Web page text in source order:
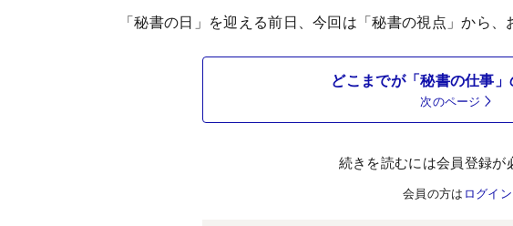
「秘書の日」を迎える前日、今回は「秘書の視点」から、
どこまでが「秘書の仕事」
次のページ
続きを読むには会員登録が
会員の方は ログイン